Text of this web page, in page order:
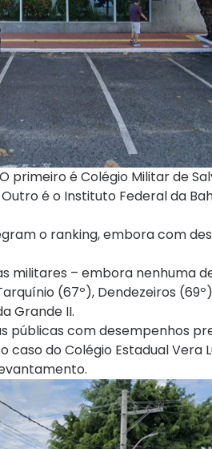
primeiro é Colégio Militar de
é o Instituto Federal da
o ranking, embora com
militares – embora nenhuma
(67º), Dendezeiros
Grande II.
com desempenhos
caso do Colégio Estadual Vera